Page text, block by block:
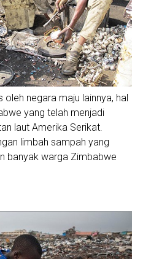
negara maju lainnya, hal
yang telah menjadi
laut Amerika Serikat.
limbah sampah yang
banyak warga Zimbabwe